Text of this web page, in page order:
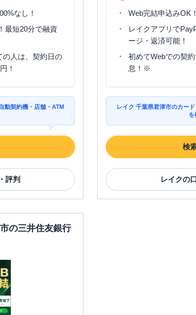
なし！
最短20分で融資
の人は、契約日の
！
動契約機・店舗・ATM
評判
Web完結申込みOK！
レイクアプリで
ージ・返済可能！
初めてWebでの契
息！※
レイク 千葉県君津市のカー
を
検
レイクの
の三井住友銀行